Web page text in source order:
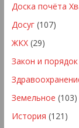
Доска почёта
Досуг(107)
ЖКХ(29)
Закон и порядок
Земельное (103)
История (121)